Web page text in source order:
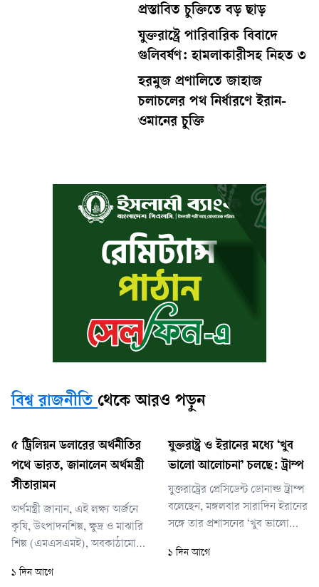
প্রস্তাবিত চুক্তিতে বড় ছাড়
যুক্তরাষ্ট্রে পারিবারিক বিবাদে
গুলিবর্ষণ: হামলাকারীসহ নিহত ৩
হরমুজ প্রণালিতে জাহাজ
চলাচলের পথ নির্ধারণে ইরান-
ওমানের চুক্তি
বিশ্ব রাজনীতি থেকে আরও পড়ুন
৫ ট্রিলিয়ন ডলারের অর্থনীতির
পথে ভারত, জানালেন অর্থমন্ত্রী
সীতারামন
অর্থমন্ত্রী জানান, এই লক্ষ্য অর্জনে
কৃষি, উৎপাদনশিল্প, ক্ষুদ্র ও মাঝারি
শিল্প (এমএসএমই), অবকাঠামো
সমন্বিত প্রবৃদ্ধির কৌশল বাস্তবায়ন
১ দিন আগে
যুক্তরাষ্ট্র ও ইরানের মধ্যে ‘খুব
ভালো আলোচনা’ চলছে: ট্রাম্প
যুক্তরাষ্ট্রের প্রেসিডেন্ট ডোনাল্ড ট্রাম্প
বলেছেন, মঙ্গলবার সারাদিন ইরানের
সঙ্গে তার প্রশাসনের ‘খুব ভালো
পাঁচ মাস ধরে চলা সংঘাতের অবসান
১ দিন আগে